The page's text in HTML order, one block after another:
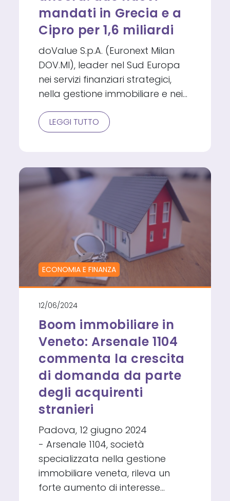
mandati in Grecia e a
Cipro per 1,6 miliardi
doValue S.p.A. (Euronext Milan
DOV.MI), leader nel Sud Europa
nei servizi finanziari strategici,
nella gestione immobiliare e nei…
LEGGI TUTTODOVALUE
CRESCE
IN
GRECIA
A
1,6
MILIARDI
ECONOMIA E FINANZA
12/06/2024
Boom immobiliare in
Veneto: Arsenale 1104
commenta la crescita
di domanda da parte
degli acquirenti
stranieri
Padova, 12 giugno 2024
- Arsenale 1104, società
specializzata nella gestione
immobiliare veneta, rileva un
forte aumento di interesse…